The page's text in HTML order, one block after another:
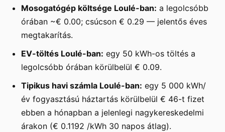
Mosogatógép költsége Loulé-ban: a legolcsóbb
órában ~€ 0.00; csúcson € 0.29 — jelentős éves
megtakarítás.
EV-töltés Loulé-ban: egy 50 kWh-os töltés a
legolcsóbb órában körülbelül € 0.09.
Tipikus havi számla Loulé-ban: egy 5 000 kWh/
év fogyasztású háztartás körülbelül € 46-t fizet
ebben a hónapban a jelenlegi nagykereskedelmi
árakon (€ 0.1192 /kWh 30 napos átlag).